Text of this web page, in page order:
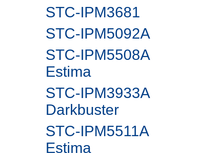
STC-IPM3681
STC-IPM5092A
STC-IPM5508A
Estima
STC-IPM3933A
Darkbuster
STC-IPM5511A
Estima